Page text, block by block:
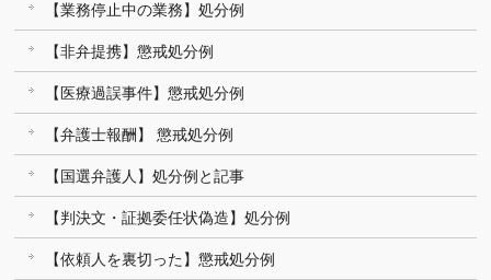
【業務停止中の業務】処分例
【非弁提携】懲戒処分例
【医療過誤事件】懲戒処分例
【弁護士報酬】 懲戒処分例
【国選弁護人】処分例と記事
【判決文・証拠委任状偽造】処分例
【依頼人を裏切った】懲戒処分例